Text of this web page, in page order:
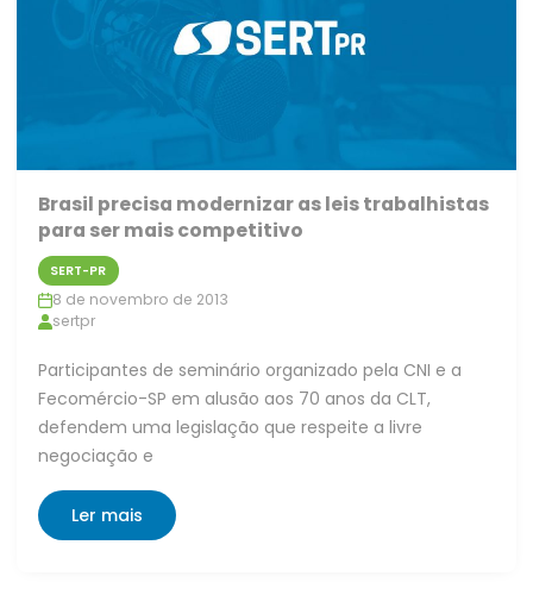
Brasil precisa modernizar as leis trabalhistas
para ser mais competitivo
SERT-PR
8 de novembro de 2013
sertpr
Participantes de seminário organizado pela CNI e a
Fecomércio-SP em alusão aos 70 anos da CLT,
defendem uma legislação que respeite a livre
negociação e
Ler mais